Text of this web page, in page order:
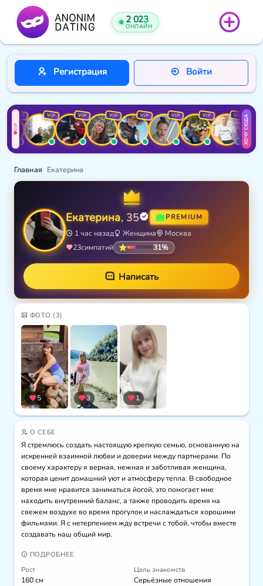
2 023
ОНЛАЙН
Регистрация Войти
VIP
VIP VIP VIP VIP VIP VIP VIP VIP ХОЧУ СЮДА
Главная Екатерина
Екатерина, 35 PREMIUM
1 час назад Женщина
Москва
23симпатий 31%
Написать
ФОТО (3)
5 3 1
О СЕБЕ
Я стремлюсь создать настоящую крепкую семью, основанную на
искренней взаимной любви и доверии между партнерами. По
своему характеру я верная, нежная и заботливая женщина,
которая ценит домашний уют и атмосферу тепла. В свободное
время мне нравится заниматься йогой, это помогает мне
находить внутренний баланс, а также проводить время на
свежем воздухе во время прогулок и наслаждаться хорошими
фильмами. Я с нетерпением жду встречи с тобой, чтобы вместе
создавать наш общий мир.
ПОДРОБНЕЕ
Рост
160 см
Цель знакомств
Серьёзные отношения